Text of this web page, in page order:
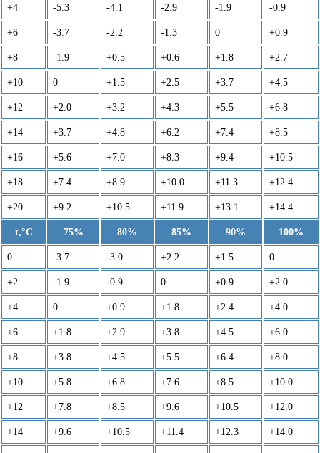
+4 -5.3 -4.1 -2.9 -1.9 -0.9
+6 -3.7 -2.2 -1.3 0 +0.9
+8 -1.9 +0.5 +0.6 +1.8 +2.7
+10 0 +1.5 +2.5 +3.7 +4.5
+12 +2.0 +3.2 +4.3 +5.5 +6.8
+14 +3.7 +4.8 +6.2 +7.4 +8.5
+16 +5.6 +7.0 +8.3 +9.4 +10.5
+18 +7.4 +8.9 +10.0 +11.3 +12.4
+20 +9.2 +10.5 +11.9 +13.1 +14.4
t,°C 75% 80% 85% 90% 100%
0 -3.7 -3.0 +2.2 +1.5 0
+2 -1.9 -0.9 0 +0.9 +2.0
+4 0 +0.9 +1.8 +2.4 +4.0
+6 +1.8 +2.9 +3.8 +4.5 +6.0
+8 +3.8 +4.5 +5.5 +6.4 +8.0
+10 +5.8 +6.8 +7.6 +8.5 +10.0
+12 +7.8 +8.5 +9.6 +10.5 +12.0
+14 +9.6 +10.5 +11.4 +12.3 +14.0